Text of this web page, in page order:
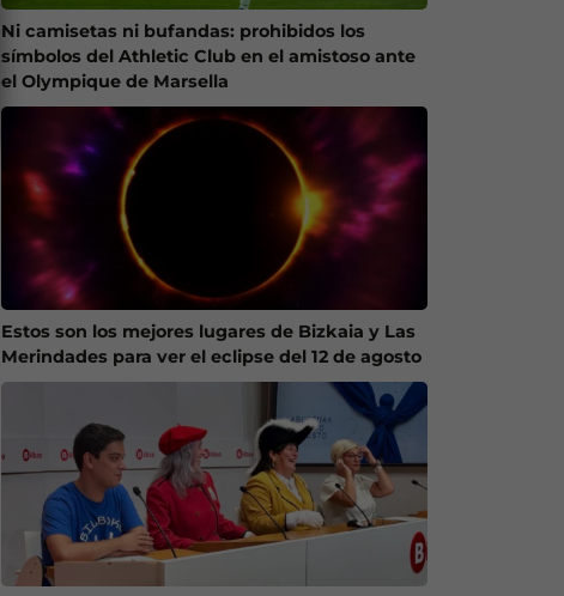
Ni camisetas ni bufandas: prohibidos los
símbolos del Athletic Club en el amistoso ante
el Olympique de Marsella
Estos son los mejores lugares de Bizkaia y Las
Merindades para ver el eclipse del 12 de agosto